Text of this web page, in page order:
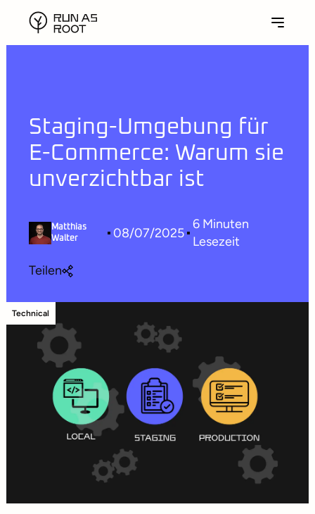
Staging-Umgebung für
E-Commerce: Warum sie
unverzichtbar ist
Matthias
Walter
08/07/2025
6 Minuten
Lesezeit
Teilen
Technical